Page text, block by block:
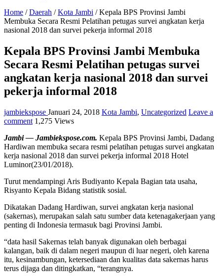
Home / Daerah / Kota Jambi / Kepala BPS Provinsi Jambi
Membuka Secara Resmi Pelatihan petugas survei angkatan kerja
nasional 2018 dan survei pekerja informal 2018
Kepala BPS Provinsi Jambi Membuka
Secara Resmi Pelatihan petugas survei
angkatan kerja nasional 2018 dan survei
pekerja informal 2018
jambiekspose Januari 24, 2018 Kota Jambi, Uncategorized Leave a
comment 1,275 Views
Jambi — Jambiekspose.com. Kepala BPS Provinsi Jambi, Dadang
Hardiwan membuka secara resmi pelatihan petugas survei angkatan
kerja nasional 2018 dan survei pekerja informal 2018 Hotel
Luminor(23/01/2018).
Turut mendampingi Aris Budiyanto Kepala Bagian tata usaha,
Risyanto Kepala Bidang statistik sosial.
Dikatakan Dadang Hardiwan, survei angkatan kerja nasional
(sakernas), merupakan salah satu sumber data ketenagakerjaan yang
penting di Indonesia termasuk bagi Provinsi Jambi.
“data hasil Sakernas telah banyak digunakan oleh berbagai
kalangan, baik di dalam negeri maupun di luar negeri, oleh karena
itu, kesinambungan, ketersediaan dan kualitas data sakernas harus
terus dijaga dan ditingkatkan, “terangnya.